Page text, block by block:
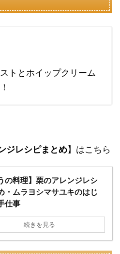
トとホイップクリーム
ジレシピまとめ】はこちら
の料理】栗のアレンジレシ
・ムラヨシマサユキのはじ
仕事
続きを見る